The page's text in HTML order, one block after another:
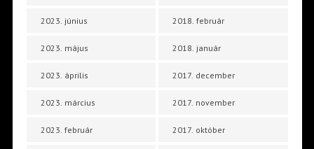
2023. június
2023. május
2023. április
2023. március
2023. február
2018. február
2018. január
2017. december
2017. november
2017. október